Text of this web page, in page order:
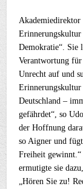
Akademiedirektor
Erinnerungskultur
Demokratie“. Sie
Verantwortung
Unrecht auf und
Erinnerungskultur
Deutschland –
gefährdet“, so
der Hoffnung
so Aigner und
Freiheit
ermutigte sie
„Hören Sie zu!